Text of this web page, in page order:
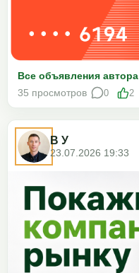
Все объявления автора
35 просмотров
0 2
В У
23.07.2026 19:33